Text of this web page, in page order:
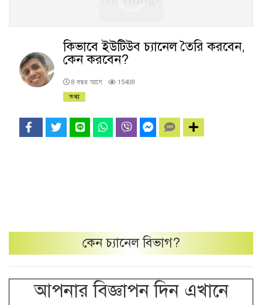
কিভাবে ইউটিউব চ্যানেল তৈরি করবেন,
কেন করবেন?
8 বছর আগে
15408
তথ্য
কেনচ্যানেলবিভাগ?
আপনার বিজ্ঞাপন দিন এখানে